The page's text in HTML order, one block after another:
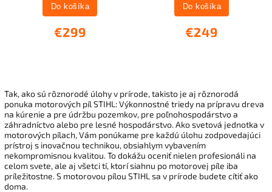
€299
Do košíka
€249
Do košíka
Tak, ako sú rôznorodé úlohy v prírode, takisto je aj rôznorodá
ponuka motorových píl STIHL: Výkonnostné triedy na prípravu dreva
na kúrenie a pre údržbu pozemkov, pre poľnohospodárstvo a
záhradníctvo alebo pre lesné hospodárstvo. Ako svetová jednotka v
motorových pílach, Vám ponúkame pre každú úlohu zodpovedajúci
prístroj s inovačnou technikou, obsiahlym vybavením
nekompromisnou kvalitou. To dokážu oceniť nielen profesionáli na
celom svete, ale aj všetci tí, ktorí siahnu po motorovej píle iba
príležitostne. S motorovou pílou STIHL sa v prírode budete cítiť ako
doma.